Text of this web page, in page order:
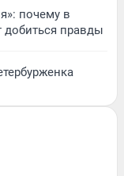
почему в
правды